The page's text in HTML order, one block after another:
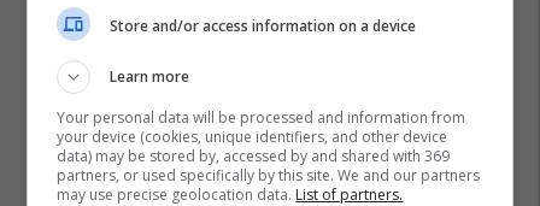
Store and/or access information on a device
Learn more
Your personal data will be processed and information from
your device (cookies, unique identifiers, and other device
data) may be stored by, accessed by and shared with 369
partners, or used specifically by this site. We and our partners
may use precise geolocation data. List of partners.